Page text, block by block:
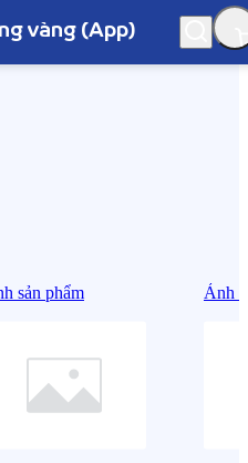
vàng (App)
Hà Nội
sản phẩm Ảnh